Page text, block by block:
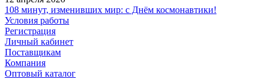
108 минут, изменивших мир: с Днём космонавтики!
Условия работы
Регистрация
Личный кабинет
Поставщикам
Компания
Оптовый каталог